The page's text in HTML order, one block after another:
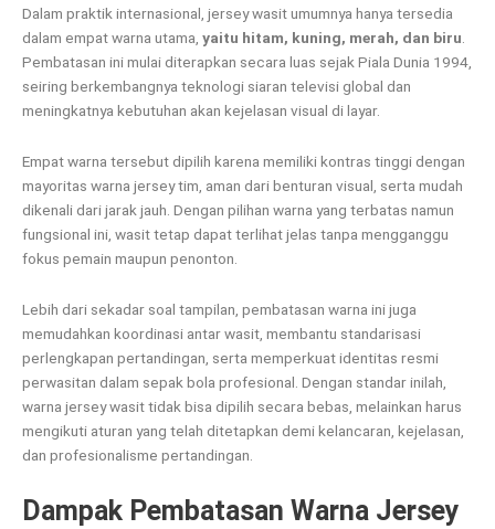
Dalam praktik internasional, jersey wasit umumnya hanya tersedia
dalam empat warna utama, yaitu hitam, kuning, merah, dan biru.
Pembatasan ini mulai diterapkan secara luas sejak Piala Dunia 1994,
seiring berkembangnya teknologi siaran televisi global dan
meningkatnya kebutuhan akan kejelasan visual di layar.
Empat warna tersebut dipilih karena memiliki kontras tinggi dengan
mayoritas warna jersey tim, aman dari benturan visual, serta mudah
dikenali dari jarak jauh. Dengan pilihan warna yang terbatas namun
fungsional ini, wasit tetap dapat terlihat jelas tanpa mengganggu
fokus pemain maupun penonton.
Lebih dari sekadar soal tampilan, pembatasan warna ini juga
memudahkan koordinasi antar wasit, membantu standarisasi
perlengkapan pertandingan, serta memperkuat identitas resmi
perwasitan dalam sepak bola profesional. Dengan standar inilah,
warna jersey wasit tidak bisa dipilih secara bebas, melainkan harus
mengikuti aturan yang telah ditetapkan demi kelancaran, kejelasan,
dan profesionalisme pertandingan.
Dampak Pembatasan Warna Jersey